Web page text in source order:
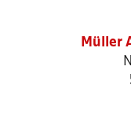
Müller